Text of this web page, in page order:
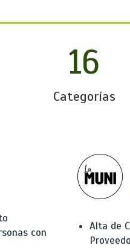
16
Categorías
con
Alta de